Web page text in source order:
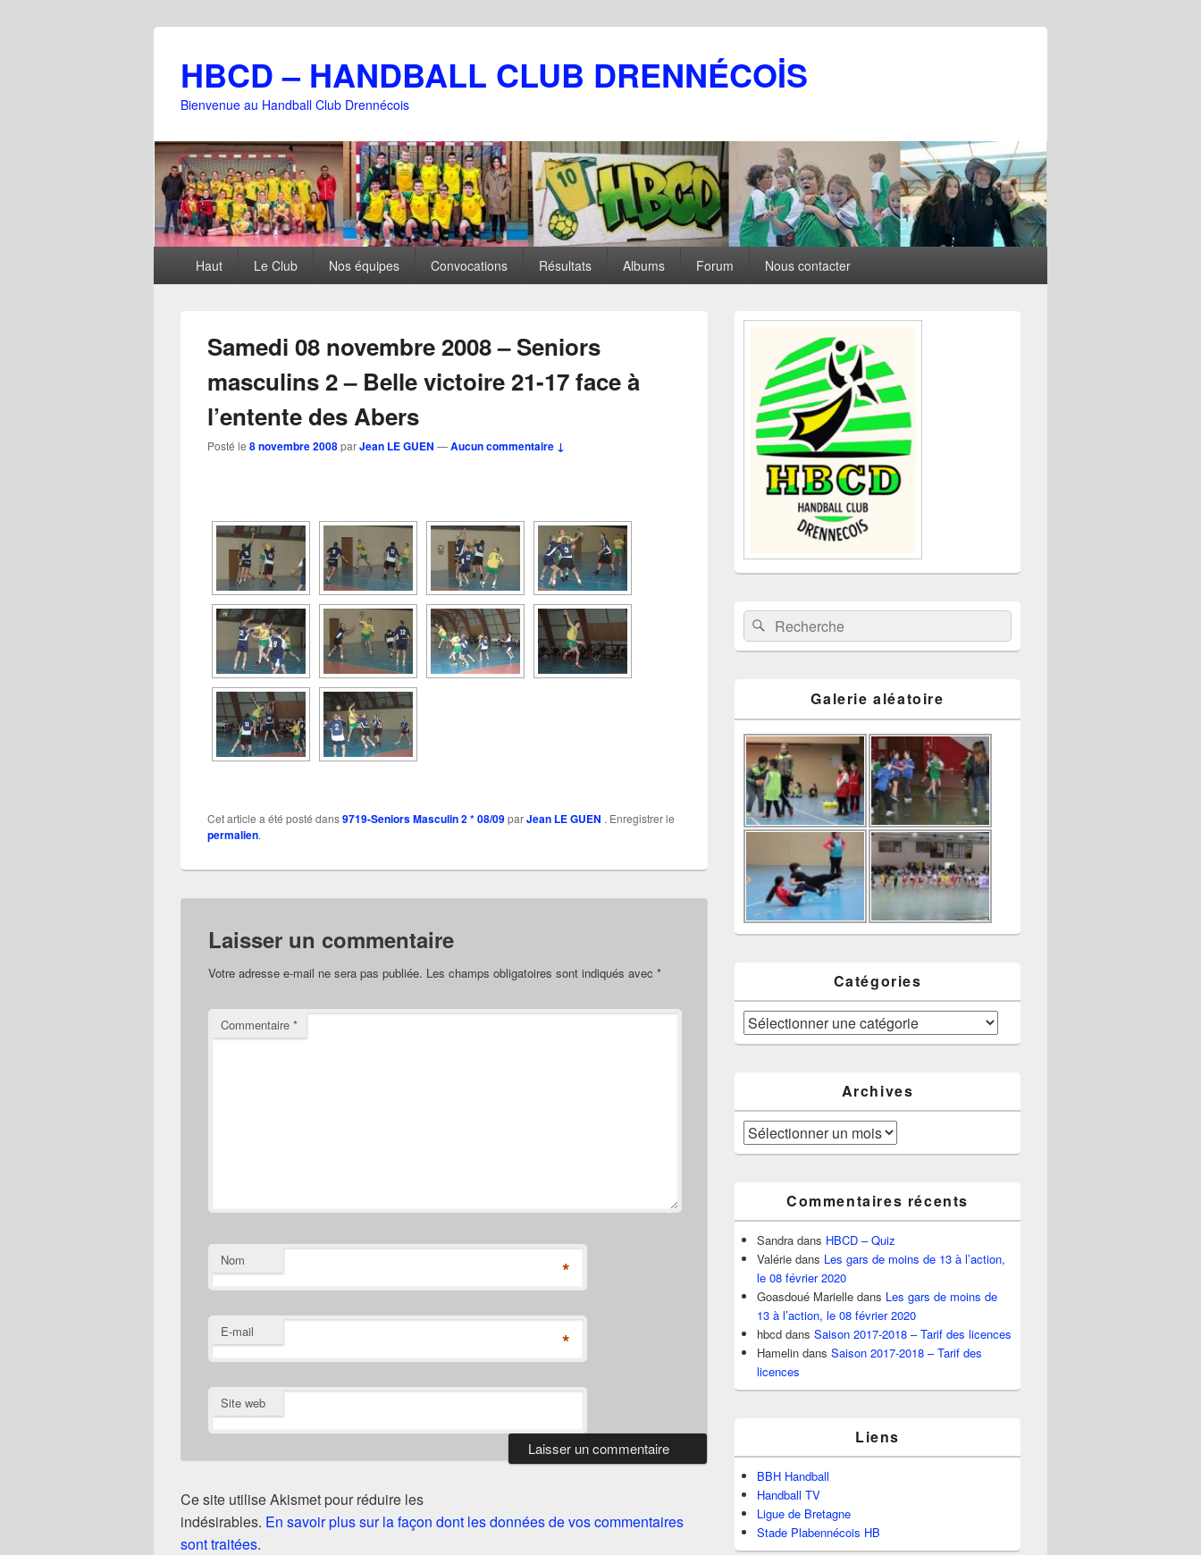
HBCD – HANDBALL CLUB DRENNÉCOİS
Bienvenue au Handball Club Drennécois
principalHaut Le Club Nos équipes Convocations Résultats Albums Forum Nous contacter
Samedi 08 novembre 2008 – Seniors
masculins 2 – Belle victoire 21-17 face à
l’entente des Abers
Posté le 8 novembre 2008parJean LE GUEN —Aucun commentaire ↓
Cet article a été posté dans9719-Seniors Masculin 2 * 08/09parJean LE GUEN . Enregistrer le
permalien.
Laisser un commentaire
Votre adresse e-mail ne sera pas publiée. Les champs obligatoires sont indiqués avec *
Commentaire *
Nom *
E-mail *
Site web
Ce site utilise Akismet pour réduire les
indésirables. En savoir plus sur la façon dont les données de vos commentaires
sont traitées.
Zone
barre
latérale
Recherche :Rechercher
Galerie aléatoire
Catégories
Catégories
Archives
Archives
Commentaires récents
Sandra dans HBCD – Quiz
Valérie dans Les gars de moins de 13 à l’action,
le 08 février 2020
Goasdoué Marielle dans Les gars de moins de
13 à l’action, le 08 février 2020
hbcd dans Saison 2017-2018 – Tarif des licences
Hamelin dans Saison 2017-2018 – Tarif des
licences
Liens
BBH Handball
Handball TV
Ligue de Bretagne
Stade Plabennécois HB